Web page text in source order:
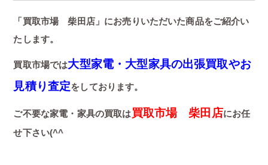
「買取市場 柴田店」にお売りいただいた商品をご紹介い
たします。
買取市場では大型家電・大型家具の出張買取やお
見積り査定をしております。
ご不要な家電・家具の買取は買取市場 柴田店にお任
せ下さい(^^